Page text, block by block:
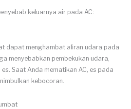
keluarnya air pada AC:
dapat menghambat aliran udara pada
menyebabkan pembekukan udara,
Saat Anda mematikan AC, es pada
kebocoran.